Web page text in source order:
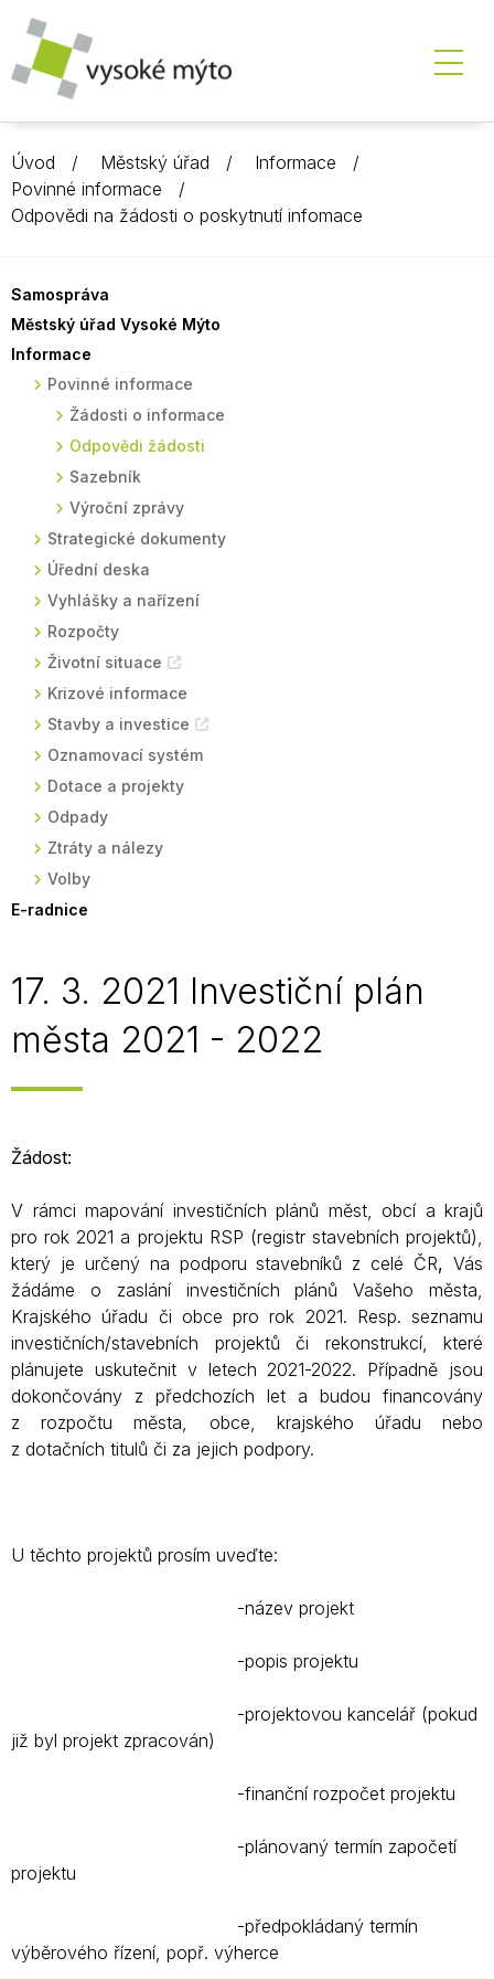
Úvod Městský úřad
Informace
Povinné informace
Odpovědi na žádosti o poskytnutí infomace
Samospráva
Městský úřad Vysoké Mýto
Informace
Povinné informace
Žádosti o informace
Odpovědi žádosti
Sazebník
Výroční zprávy
Strategické dokumenty
Úřední deska
Vyhlášky a nařízení
Rozpočty
Životní situace
Krizové informace
Stavby a investice
Oznamovací systém
Dotace a projekty
Odpady
Ztráty a nálezy
Volby
E-radnice
17. 3. 2021 Investiční plán
města 2021 - 2022
Žádost:
V rámci mapování investičních plánů měst, obcí a krajů
pro rok 2021 a projektu RSP (registr stavebních projektů),
který je určený na podporu stavebníků z celé ČR,Vás
žádáme o zaslání investičních plánů Vašeho města,
Krajského úřadu či obce pro rok 2021. Resp. seznamu
investičních/stavebních projektů či rekonstrukcí, které
plánujete uskutečnit v letech 2021-2022. Případně jsou
dokončovány z předchozích let a budou financovány
z rozpočtu města, obce, krajského úřadu nebo
z dotačních titulů či za jejich podpory.
U těchto projektů prosím uveďte:
-název projekt
-popis projektu
-projektovou kancelář (pokud
již byl projekt zpracován)
-finanční rozpočet projektu
-plánovaný termín započetí
projektu
-předpokládaný termín
výběrového řízení, popř. výherce